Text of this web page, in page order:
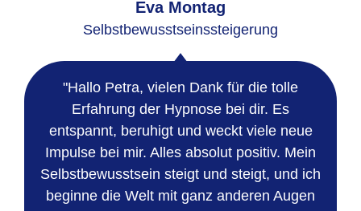
"Hallo Petra, vielen Dank für die tolle
Erfahrung der Hypnose bei dir. Es
entspannt, beruhigt und weckt viele neue
Impulse bei mir. Alles absolut positiv. Mein
Selbstbewusstsein steigt und steigt, und ich
beginne die Welt mit ganz anderen Augen
Eva Montag
Selbstbewusstseinssteigerung